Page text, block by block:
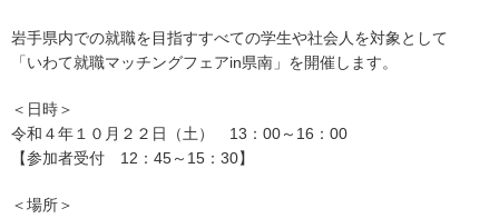
岩手県内での就職を目指すすべての学生や社会人を対象として
「いわて就職マッチングフェアin県南」を開催します。
＜日時＞
令和４年１０月２２日（土） 13：00～16：00
【参加者受付 12：45～15：30】
＜場所＞